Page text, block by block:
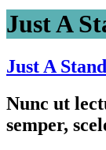
Just A
Just A
Nunc ut
semper,